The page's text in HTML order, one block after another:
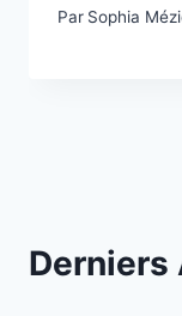
Par Sophia